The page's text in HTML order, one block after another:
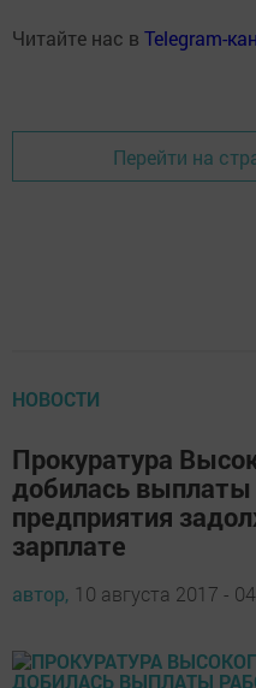
Читайте нас в Telegram-
Перейти на
НОВОСТИ
Прокуратура
добилась
предприятия
зарплате
автор, 10 августа 2017 -